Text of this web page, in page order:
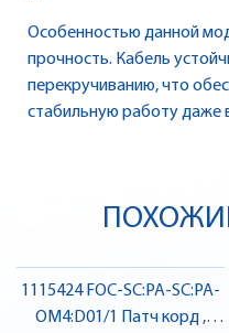
Особенностью данной
прочность. Кабель
перекручиванию, что
стабильную работу даже
1115424 FOC-SC:PA-SC:PA-
OM4:D01/1 Патч корд ,